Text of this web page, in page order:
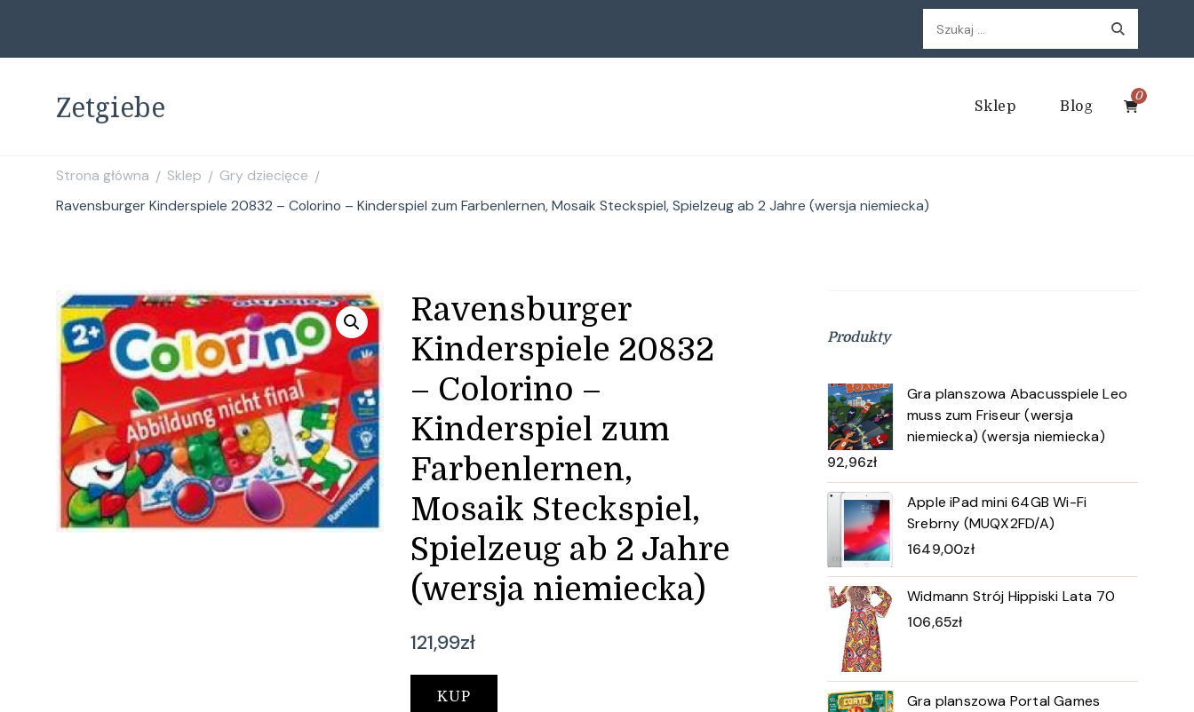
Szukaj:
Zetgiebe Sklep Blog
0
Strona główna / Sklep / Gry dziecięce /
Ravensburger Kinderspiele 20832 – Colorino – Kinderspiel zum Farbenlernen, Mosaik Steckspiel, Spielzeug ab 2 Jahre (wersja niemiecka)
Ravensburger
Kinderspiele 20832
– Colorino –
Kinderspiel zum
Farbenlernen,
Mosaik Steckspiel,
Spielzeug ab 2 Jahre
(wersja niemiecka)
121,99zł
KUP
Produkty
Gra planszowa Abacusspiele Leo
muss zum Friseur (wersja
niemiecka) (wersja niemiecka)
92,96zł
Apple iPad mini 64GB Wi-Fi
Srebrny (MUQX2FD/A)
1649,00zł
Widmann Strój Hippiski Lata 70
106,65zł
Gra planszowa Portal Games